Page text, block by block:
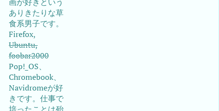
画が好きという
ありきたりな草
食系男子です。
Firefox,
Ubuntu,
foobar2000
Pop!_OS、
Chromebook、
Navidromeが好
きです。仕事で